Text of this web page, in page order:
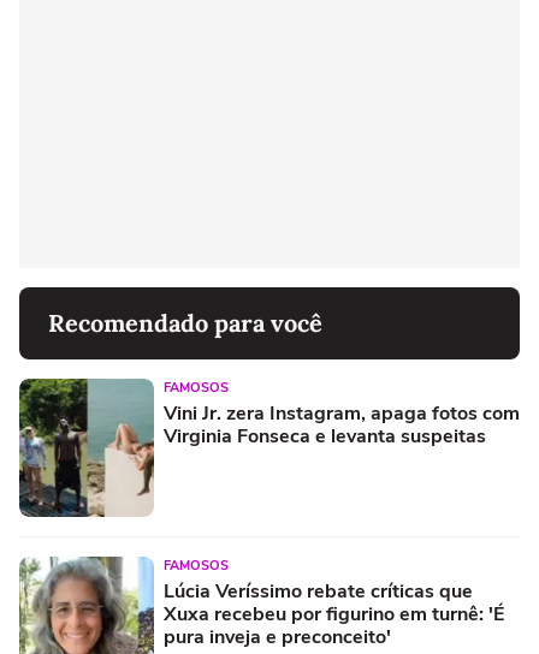
Recomendado para você
FAMOSOS
Vini Jr. zera Instagram, apaga fotos com
Virginia Fonseca e levanta suspeitas
FAMOSOS
Lúcia Veríssimo rebate críticas que
Xuxa recebeu por figurino em turnê: 'É
pura inveja e preconceito'